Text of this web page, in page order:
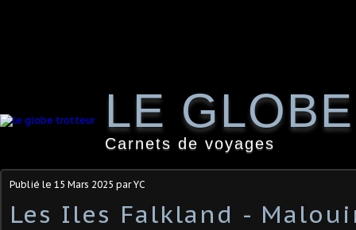
LE
Carnets de voyages
Publié le 15 Mars 2025 par YC
Les Iles Falkland -